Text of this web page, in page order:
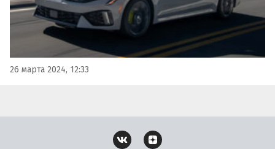
26 марта 2024, 12:33